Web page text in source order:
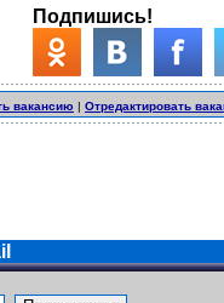
Подпишись!
вакансию | Отредактировать